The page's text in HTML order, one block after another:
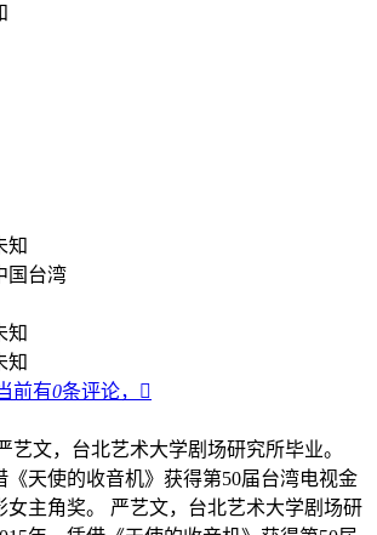
知
国台湾
知
知
前有0条评论，

艺文，台北艺术大学剧场研究所毕业。
《天使的收音机》获得第50届台湾电视金
主角奖。
严艺文，台北艺术大学剧场研